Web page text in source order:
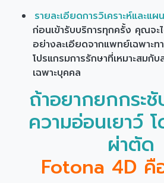
รายละเอียดการวิเคราะห์และแ
ก่อนเข้ารับบริการทุกครั้ง คุณจะ
อย่างละเอียดจากแพทย์เฉพาะ
โปรแกรมการรักษาที่เหมาะสมกั
เฉพาะบุคคล
ถ้าอยากยกกระ
ความอ่อนเยาว์
ผ่าตัด
Fotona 4D คื